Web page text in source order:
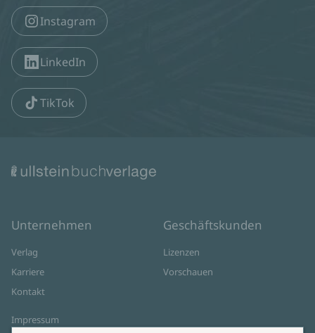
Instagram
LinkedIn
TikTok
Unternehmen
Verlag
Karriere
Kontakt
Impressum
Geschäftskunden
Lizenzen
Vorschauen